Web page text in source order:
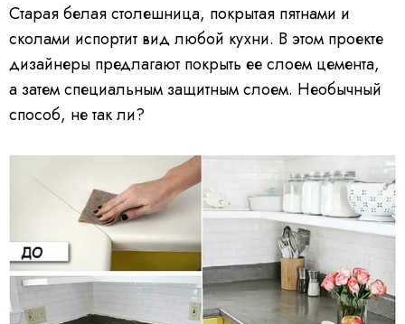
Старая белая столешница, покрытая пятнами и
сколами испортит вид любой кухни. В этом проекте
дизайнеры предлагают покрыть ее слоем цемента,
а затем специальным защитным слоем. Необычный
способ, не так ли?